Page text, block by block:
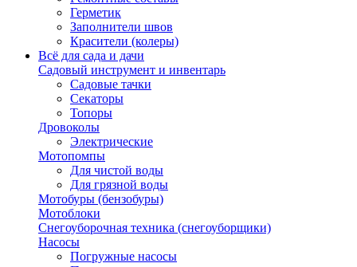
Герметик
Заполнители швов
Красители (колеры)
Всё для сада и дачи
Садовый инструмент и инвентарь
Садовые тачки
Секаторы
Топоры
Дровоколы
Электрические
Мотопомпы
Для чистой воды
Для грязной воды
Мотобуры (бензобуры)
Мотоблоки
Снегоуборочная техника (снегоуборщики)
Насосы
Погружные насосы